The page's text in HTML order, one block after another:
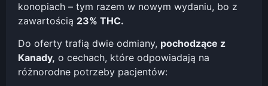
konopiach – tym razem w nowym wydaniu, bo z
zawartością 23% THC.
Do oferty trafią dwie odmiany, pochodzące z
Kanady, o cechach, które odpowiadają na
różnorodne potrzeby pacjentów: